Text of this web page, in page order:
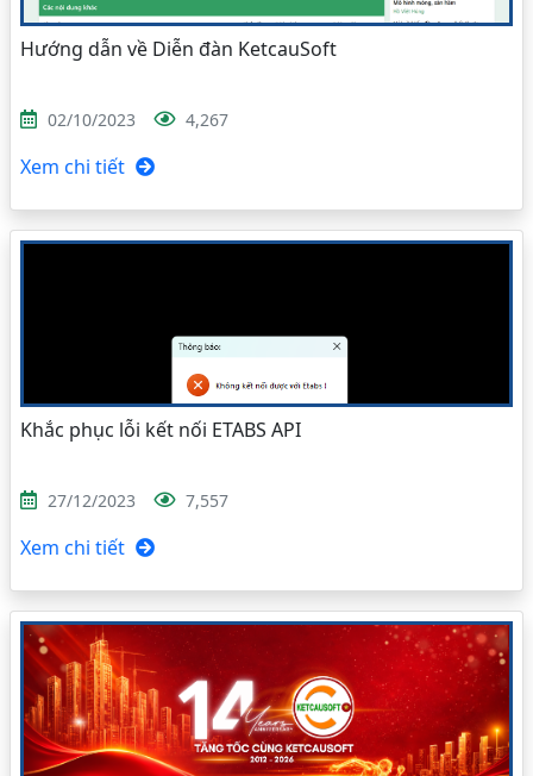
Hướng dẫn về Diễn đàn KetcauSoft
02/10/2023 4,267
Xem chi tiết
Khắc phục lỗi kết nối ETABS API
27/12/2023 7,557
Xem chi tiết